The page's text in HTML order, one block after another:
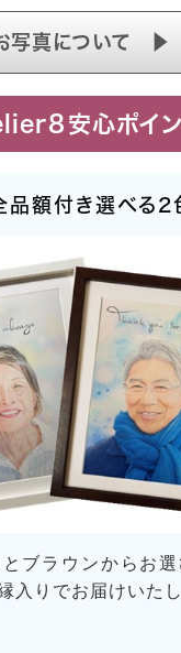
写真について ▶
８安心ポイン
品額付き選べる2
ブラウンからお選
入りでお届けいたし